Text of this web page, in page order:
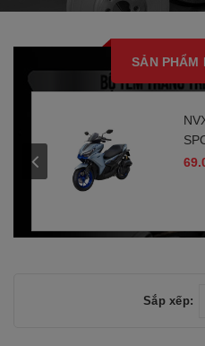
SẢN PHẨM
Sắp xếp: